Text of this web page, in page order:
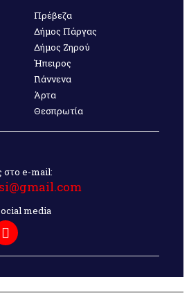
Πρέβεζα
Δήμος Πάργας
Δήμος Ζηρού
Ήπειρος
Γιάννενα
Άρτα
Θεσπρωτία
στο e-mail:
media